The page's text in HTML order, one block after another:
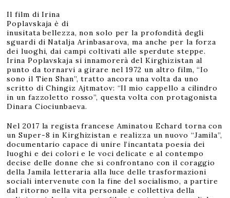
Il film di Irina
Poplavskaja è di
inusitata bellezza, non solo per la profondità degli
sguardi di Natalja Arinbasarova, ma anche per la forza
dei luoghi, dai campi coltivati alle sperdute steppe.
Irina Poplavskaja si innamorerà del Kirghizistan al
punto da tornarvi a girare nel 1972 un altro film, “Io
sono il Tien Shan”, tratto ancora una volta da uno
scritto di Chingiz Ajtmatov: “Il mio cappello a cilindro
in un fazzoletto rosso”, questa volta con protagonista
Dinara Ciociunbaeva.
Nel 2017 la regista francese Aminatou Echard torna con
un Super-8 in Kirghizistan e realizza un nuovo “Jamila”,
documentario capace di unire l’incantata poesia dei
luoghi e dei colori e le voci delicate e al contempo
decise delle donne che si confrontano con il coraggio
della Jamila letteraria alla luce delle trasformazioni
sociali intervenute con la fine del socialismo, a partire
dal ritorno nella vita personale e collettiva della